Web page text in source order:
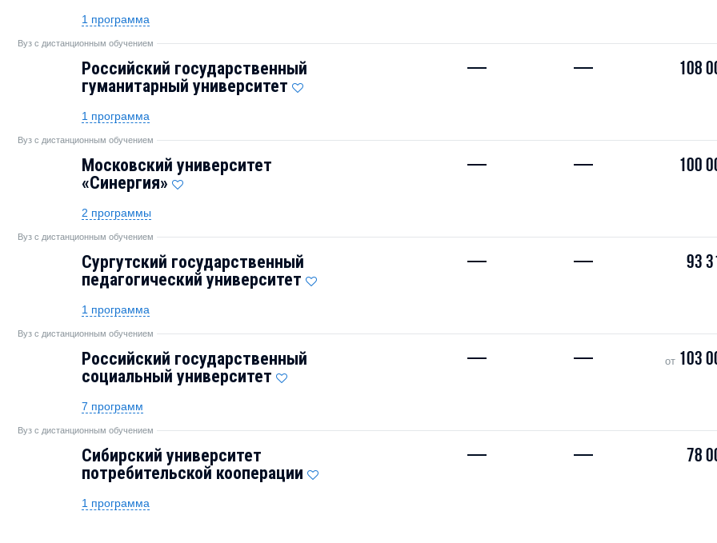
1 программа
Вуз с дистанционным обучением
Российский государственный
гуманитарный университет
— — 108
1 программа
Вуз с дистанционным обучением
Московский университет
«Синергия»
— — 100
2 программы
Вуз с дистанционным обучением
Сургутский государственный
педагогический университет
— — 93
1 программа
Вуз с дистанционным обучением
Российский государственный
социальный университет
— — от 103
7 программ
Вуз с дистанционным обучением
Сибирский университет
потребительской кооперации
— — 78
1 программа